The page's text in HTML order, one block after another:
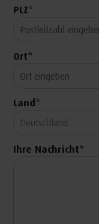
PLZ*
Ort*
Land*
Ihre Nachricht*